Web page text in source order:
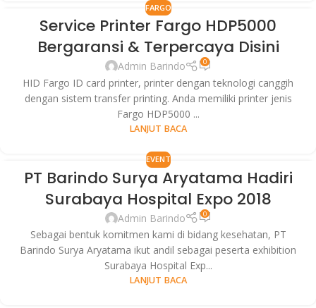
FARGO
Service Printer Fargo HDP5000
Bergaransi & Terpercaya Disini
Admin Barindo 0
HID Fargo ID card printer, printer dengan teknologi canggih
dengan sistem transfer printing. Anda memiliki printer jenis
Fargo HDP5000 ...
LANJUT BACA
08
EVENT
PT Barindo Surya Aryatama Hadiri
Surabaya Hospital Expo 2018
Admin Barindo 0
Sebagai bentuk komitmen kami di bidang kesehatan, PT
Barindo Surya Aryatama ikut andil sebagai peserta exhibition
Surabaya Hospital Exp...
LANJUT BACA